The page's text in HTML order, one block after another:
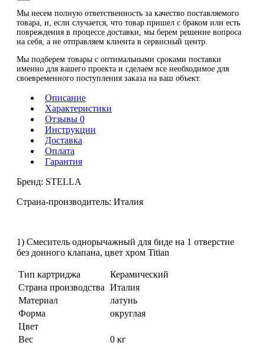
Мы несем полную ответственность за качество поставляемого
товара, и, если случается, что товар пришел с браком или есть
повреждения в процессе доставки, мы берем решение вопроса
на себя, а не отправляем клиента в сервисный центр.
Мы подберем товары с оптимальными сроками поставки
именно для вашего проекта и сделаем все необходимое для
своевременного поступления заказа на ваш объект.
Описание
Характеристики
Отзывы 0
Инструкции
Доставка
Оплата
Гарантия
Бренд: STELLA
Страна-производитель: Италия
1) Смеситель однорычажный для биде на 1 отверстие
без донного клапана, цвет хром Titian
Тип картриджа
Керамический
Страна производства Италия
Материал
латунь
Форма
округлая
Цвет
Вес
0 кг